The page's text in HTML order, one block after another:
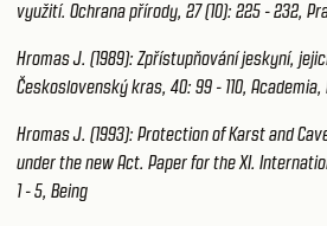
využití. Ochrana přírody, 27 (10): 225 - 232,
Hromas J. (1989): Zpřístupňování jeskyní,
Československý kras, 40: 99 - 110, Academia,
Hromas J. (1993): Protection of Karst and
under the new Act. Paper for the XI.
1 - 5, Being